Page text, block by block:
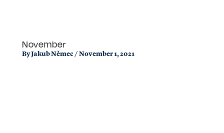
November
ByJakub Němec / November 1, 2021